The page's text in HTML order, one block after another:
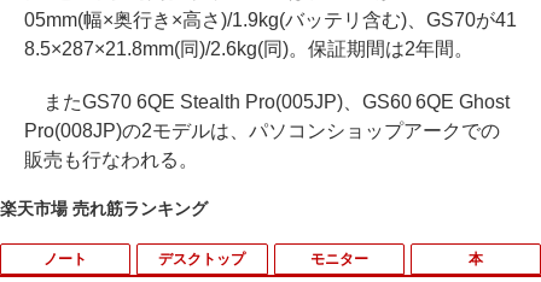
05mm(幅×奥行き×高さ)/1.9kg(バッテリ含む)、GS70が41
8.5×287×21.8mm(同)/2.6kg(同)。保証期間は2年間。
またGS70 6QE Stealth Pro(005JP)、GS60 6QE Ghost
Pro(008JP)の2モデルは、パソコンショップアークでの
販売も行なわれる。
楽天市場 売れ筋ランキング
ノート デスクトップ モニター 本